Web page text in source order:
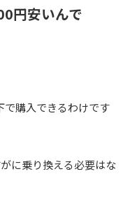
円安いんで
で購入できるわけです
に乗り換える必要はな